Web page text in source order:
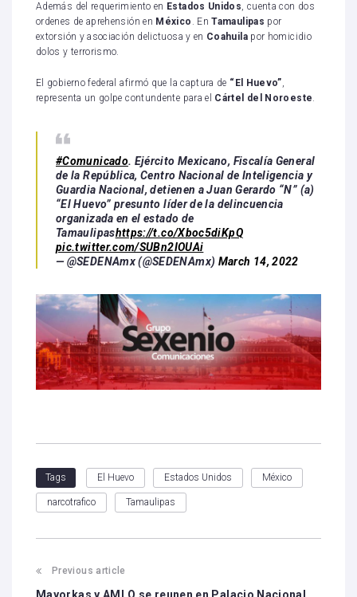
Además del requerimiento en Estados Unidos, cuenta con dos
ordenes de aprehensión en México . EnTamaulipas por
extorsión y asociación delictuosa y en Coahuilapor homicidio
dolos y terrorismo.
El gobierno federal afirmó que la captura de “El Huevo”,
representa un golpe contundente para el Cártel del Noroeste.
#Comunicado. Ejército Mexicano, Fiscalía General
de la República, Centro Nacional de Inteligencia y
Guardia Nacional, detienen a Juan Gerardo “N” (a)
“El Huevo” presunto líder de la delincuencia
organizada en el estado de
Tamaulipashttps://t.co/Xboc5diKpQ
pic.twitter.com/SUBn2IOUAi
— @SEDENAmx (@SEDENAmx) March 14, 2022
Tags El Huevo Estados Unidos México
narcotrafico Tamaulipas
Previous article
Mayorkas y AMLO se reunen en Palacio Nacional